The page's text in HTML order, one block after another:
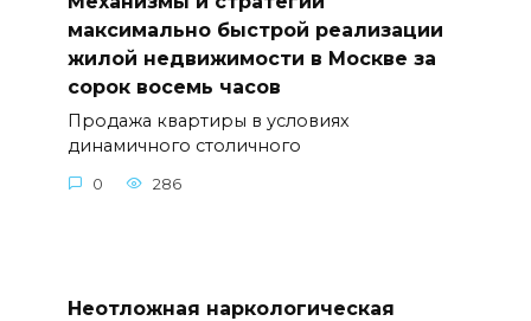
максимально быстрой реализации
жилой недвижимости в Москве за
сорок восемь часов
Продажа квартиры в условиях
динамичного столичного
0 286
Неотложная наркологическая